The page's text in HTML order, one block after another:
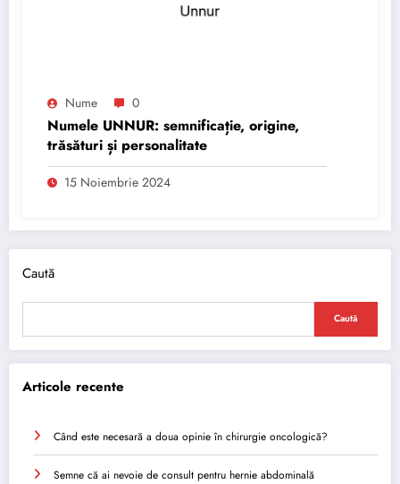
Nume 0
Numele UNNUR: semnificație, origine,
trăsături și personalitate
15 Noiembrie 2024
Caută
Caută
Articole recente
Când este necesară a doua opinie în chirurgie oncologică?
Semne că ai nevoie de consult pentru hernie abdominală